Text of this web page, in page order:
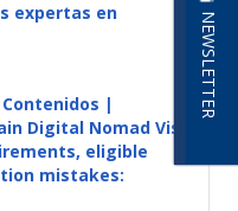
NEWSLETTER
expertas en
Contenidos |
Digital Nomad Visa
eligible
mistakes: